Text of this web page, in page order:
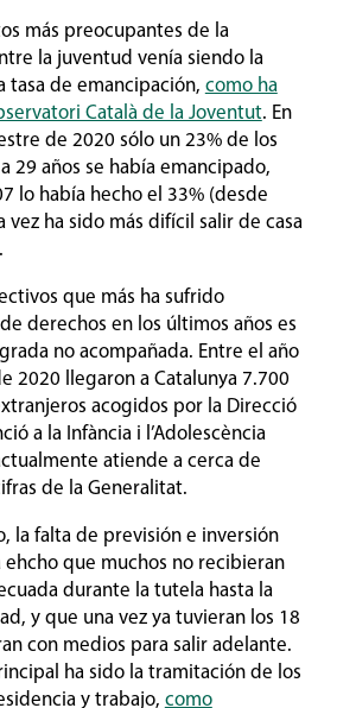
más preocupantes de la
la juventud venía siendo la
tasa de emancipación, como ha
Català de la Joventut. En
de 2020 sólo un 23% de los
29 años se había emancipado,
lo había hecho el 33% (desde
vez ha sido más difícil salir de casa
que más ha sufrido
derechos en los últimos años es
no acompañada. Entre el año
2020 llegaron a Catalunya 7.700
acogidos por la Direcció
a la Infància i l’Adolescència
atiende a cerca de
de la Generalitat.
la falta de previsión e inversión
ehcho que muchos no recibieran
durante la tutela hasta la
y que una vez ya tuvieran los 18
con medios para salir adelante.
ha sido la tramitación de los
y trabajo, como